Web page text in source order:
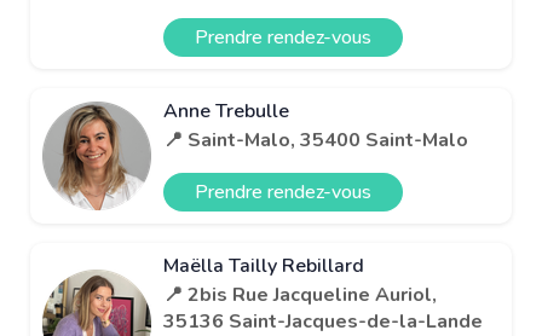
Prendre rendez-vous
Anne Trebulle
📍 Saint-Malo, 35400 Saint-Malo
Prendre rendez-vous
Maëlla Tailly Rebillard
📍 2bis Rue Jacqueline Auriol,
35136 Saint-Jacques-de-la-Lande